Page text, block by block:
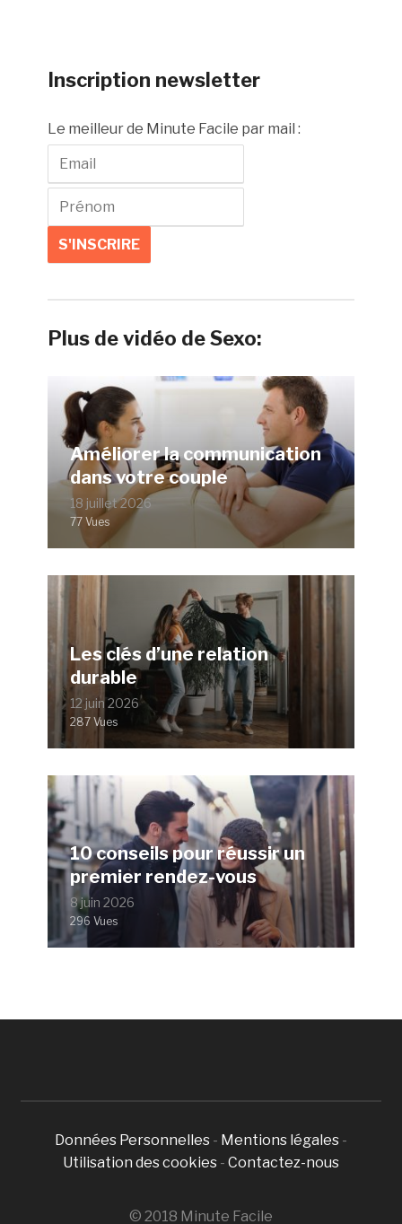
Inscription newsletter
Le meilleur de Minute Facile par mail :
Plus de vidéo de Sexo:
Améliorer la communication
dans votre couple
18 juillet 2026
77 Vues
Les clés d’une relation
durable
12 juin 2026
287 Vues
10 conseils pour réussir un
premier rendez-vous
8 juin 2026
296 Vues
Données Personnelles - Mentions légales -
Utilisation des cookies - Contactez-nous
© 2018 Minute Facile